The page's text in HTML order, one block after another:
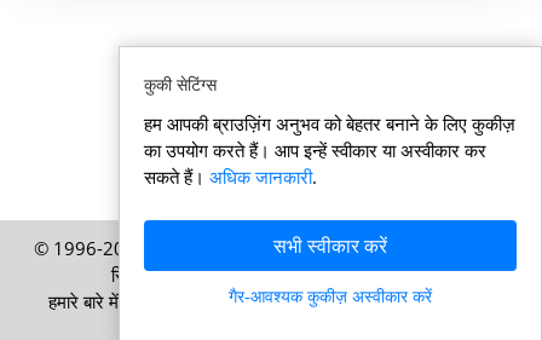
© 1996-2026 Swisssamachar.in – HELP Media AG, ज्यूरिख,
स्विट्ज़रलैंड की एक प्रकाशन – सर्वाधिकार सुरक्षित
हमारे बारे में
उपयोग की शर्तें|कुकी नीति|गोपनीयता नीति
कुकी सेटिंग्स
हम आपकी ब्राउज़िंग अनुभव को बेहतर बनाने के लिए कुकीज़
का उपयोग करते हैं। आप इन्हें स्वीकार या अस्वीकार कर
सकते हैं। अधिक जानकारी.
सभी स्वीकार करें
गैर-आवश्यक कुकीज़ अस्वीकार करें